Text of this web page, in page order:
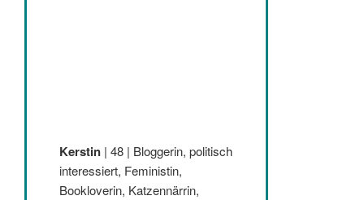
Kerstin | 48 | Bloggerin, politisch
interessiert, Feministin,
Bookloverin, Katzennärrin,